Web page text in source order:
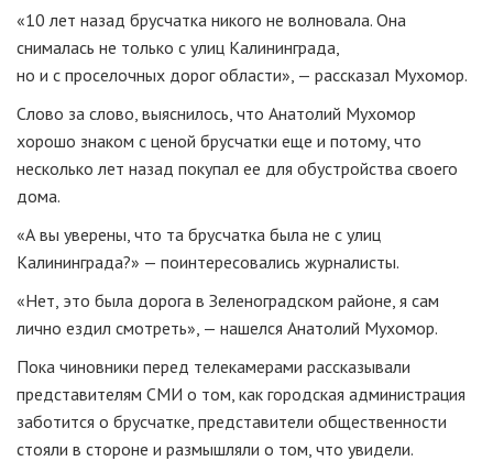
«10 лет назад брусчатка никого не волновала. Она
снималась не только с улиц Калининграда,
но и с проселочных дорог области», — рассказал Мухомор.
Слово за слово, выяснилось, что Анатолий Мухомор
хорошо знаком с ценой брусчатки еще и потому, что
несколько лет назад покупал ее для обустройства своего
дома.
«А вы уверены, что та брусчатка была не с улиц
Калининграда?» — поинтересовались журналисты.
«Нет, это была дорога в Зеленоградском районе, я сам
лично ездил смотреть», — нашелся Анатолий Мухомор.
Пока чиновники перед телекамерами рассказывали
представителям СМИ о том, как городская администрация
заботится о брусчатке, представители общественности
стояли в стороне и размышляли о том, что увидели.